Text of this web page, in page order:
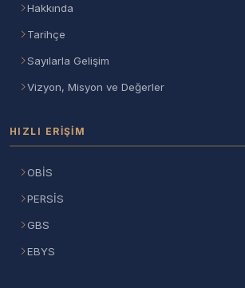
Hakkında
Tarihçe
Sayılarla Gelişim
Vizyon, Misyon ve Değerler
HIZLI ERIŞIM
OBİS
PERSİS
GBS
EBYS